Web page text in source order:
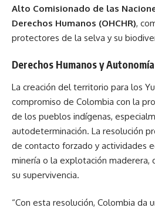
Alto Comisionado de las
Derechos Humanos (OHCHR),
protectores de la selva y su
Derechos Humanos y Autonomía
La creación del territorio para los
compromiso de Colombia con la
de los pueblos indígenas,
autodeterminación. La resolución
de contacto forzado y actividades
minería o la explotación maderera,
su supervivencia.
“Con esta resolución, Colombia da